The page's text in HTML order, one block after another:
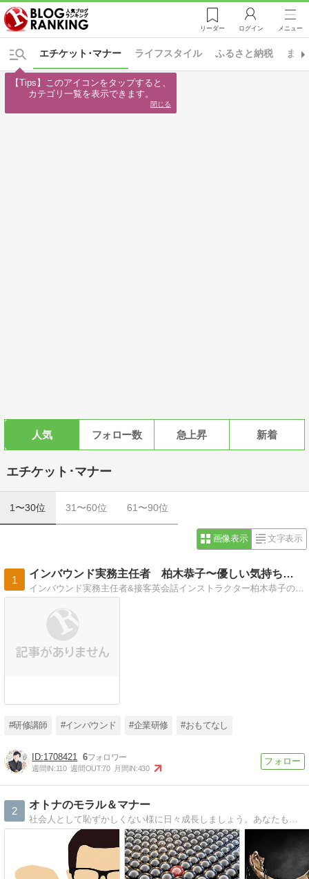
リーダー ログイン メニュー
ライフスタイル ふるさと納税 まち
エチケット･マナー
人気 フォロー数 急上昇 新着
エチケット･マナー
1〜30位 31〜60位 61〜90位
画像表示 文字表示
1
インバウンド実務主任者 柏木恭子〜優しい気持ちで毎日を
インバウンド実務主任者&接客英会話インストラクター柏木恭子のページです。現在はOFFICE Kashiwagiを立ち上げ、人財育成企業研修を中心に活動中
#研修講師 #インバウンド #企業研修 #おもてなし
1708421 6
週間IN:110 週間OUT:70 月間IN:430
2
オトナのモラル＆マナー
【Tips】このアイコンをタップすると、
カテゴリ一覧を表示できます。
閉じる